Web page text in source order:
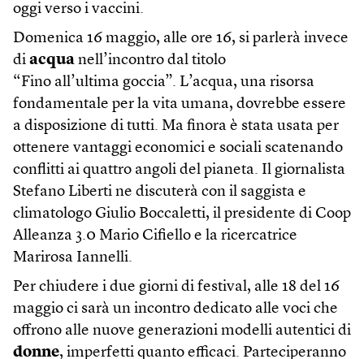
oggi verso i vaccini.
Domenica 16 maggio, alle ore 16, si parlerà invece
di acqua nell’incontro dal titolo
“Fino all’ultima goccia”. L’acqua, una risorsa
fondamentale per la vita umana, dovrebbe essere
a disposizione di tutti. Ma finora è stata usata per
ottenere vantaggi economici e sociali scatenando
conflitti ai quattro angoli del pianeta. Il giornalista
Stefano Liberti ne discuterà con il saggista e
climatologo Giulio Boccaletti, il presidente di Coop
Alleanza 3.0 Mario Cifiello e la ricercatrice
Marirosa Iannelli.
Per chiudere i due giorni di festival, alle 18 del 16
maggio ci sarà un incontro dedicato alle voci che
offrono alle nuove generazioni modelli autentici di
donne, imperfetti quanto efficaci. Parteciperanno